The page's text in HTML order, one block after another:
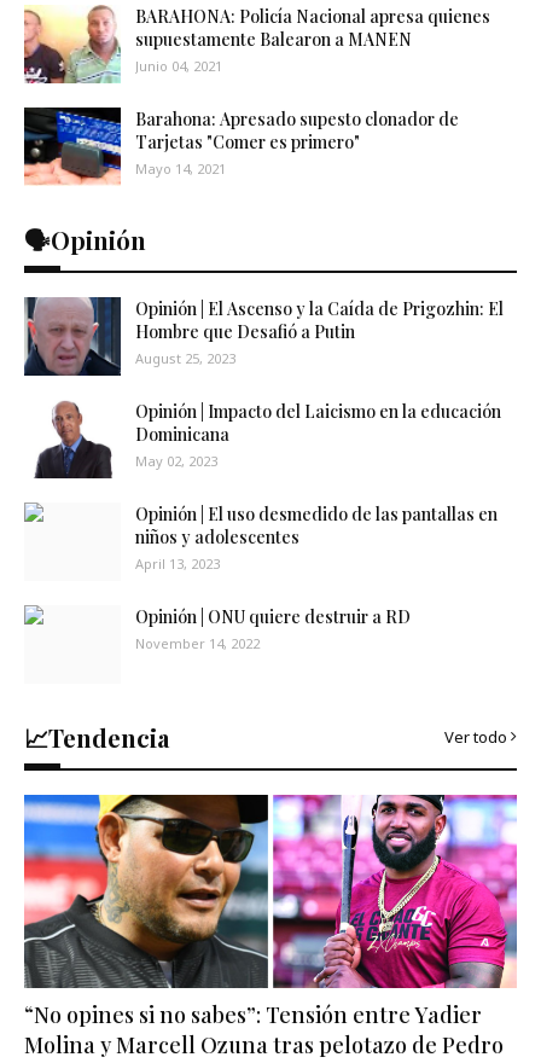
BARAHONA: Policía Nacional apresa quienes
supuestamente Balearon a MANEN
Junio 04, 2021
Barahona: Apresado supesto clonador de
Tarjetas "Comer es primero"
Mayo 14, 2021
🗣️Opinión
Opinión | El Ascenso y la Caída de Prigozhin: El
Hombre que Desafió a Putin
August 25, 2023
Opinión | Impacto del Laicismo en la educación
Dominicana
May 02, 2023
Opinión | El uso desmedido de las pantallas en
niños y adolescentes
April 13, 2023
Opinión | ONU quiere destruir a RD
November 14, 2022
📈Tendencia Ver todo
“No opines si no sabes”: Tensión entre Yadier
Molina y Marcell Ozuna tras pelotazo de Pedro